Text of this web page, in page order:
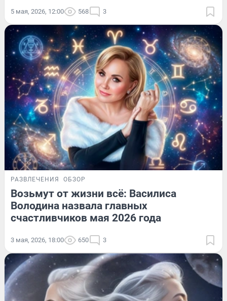
5 мая, 2026, 12:00 568 3
РАЗВЛЕЧЕНИЯ ОБЗОР
Возьмут от жизни всё: Василиса
Володина назвала главных
счастливчиков мая 2026 года
3 мая, 2026, 18:00 650 3